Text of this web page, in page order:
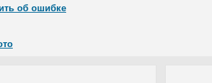
об ошибке